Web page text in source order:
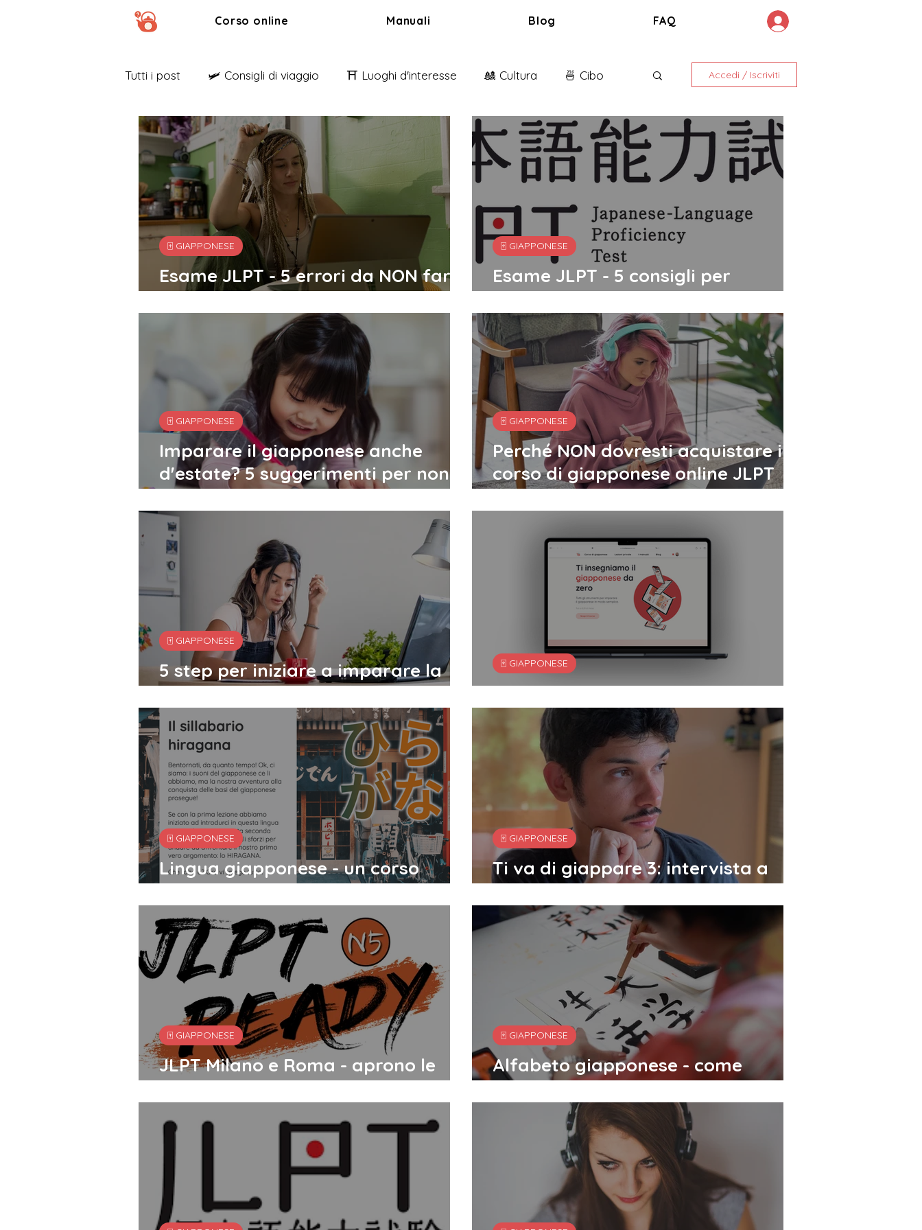
Corso online Manuali Blog FAQ
Tutti i post 🛩️ Consigli di viaggio ⛩️ Luoghi d'interesse 🎎 Cultura 🍜 Cibo
🍙 Ricette 📢 TVDG Annunci 🀄️ Giapponese
Accedi / Iscriviti
Esame JLPT - 5 errori da NON fare
per superarlo
🀄️ GIAPPONESE
Esame JLPT - 5 consigli per
superarlo
🀄️ GIAPPONESE
Imparare il giapponese anche
d'estate? 5 suggerimenti per non
farsi scoraggiare dal caldo
🀄️ GIAPPONESE
Perché NON dovresti acquistare il
corso di giapponese online JLPT
Ready
🀄️ GIAPPONESE
5 step per iniziare a imparare la
lingua giapponese
🀄️ GIAPPONESE
Studiare giapponese online
🀄️ GIAPPONESE
Lingua giapponese - un corso
nuovo
🀄️ GIAPPONESE
Ti va di giappare 3: intervista a
Davide Moscato
🀄️ GIAPPONESE
JLPT Milano e Roma - aprono le
iscrizioni
🀄️ GIAPPONESE
Alfabeto giapponese - come
funziona
🀄️ GIAPPONESE